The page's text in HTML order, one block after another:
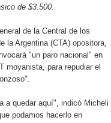
de $3.500.
de la Central de los
la Argentina (CTA) opositora,
"un paro nacional" en
moyanista, para repudiar el
a quedar aquí", indicó Micheli
podamos hacerlo en